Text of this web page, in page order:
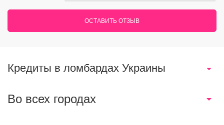
ОСТАВИТЬ ОТЗЫВ
Кредиты в ломбардах Украины
Во всех городах